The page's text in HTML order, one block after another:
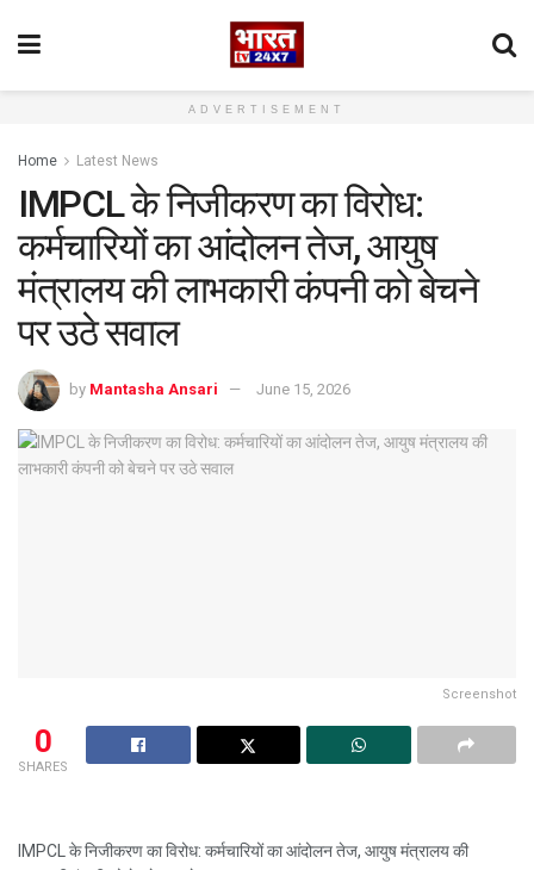
ADVERTISEMENT
Home Latest News
IMPCL के निजीकरण का विरोध:
कर्मचारियों का आंदोलन तेज, आयुष
मंत्रालय की लाभकारी कंपनी को बेचने
पर उठे सवाल
by Mantasha Ansari June 15, 2026
Screenshot
0
SHARES
IMPCL के निजीकरण का विरोध: कर्मचारियों का आंदोलन तेज, आयुष मंत्रालय की